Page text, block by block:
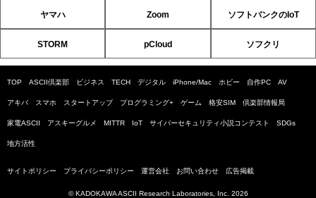
ヤマハ Zoom ソフトバンクのIoT
STORM pCloud ソフクリ
TOP ASCII倶楽部 ビジネス TECH デジタル iPhone/Mac ホビー 自作PC AV
アキバ スマホ スタートアップ プログラミング+ ゲーム 格安SIM 倶楽部情報局
家電ASCII アスキーグルメ MITTR IoT サイバーセキュリティ小説コンテスト SDGs
地方活性
サイトポリシー プライバシーポリシー 運営会社 お問い合わせ 広告掲載
© KADOKAWA ASCII Research Laboratories, Inc. 2026